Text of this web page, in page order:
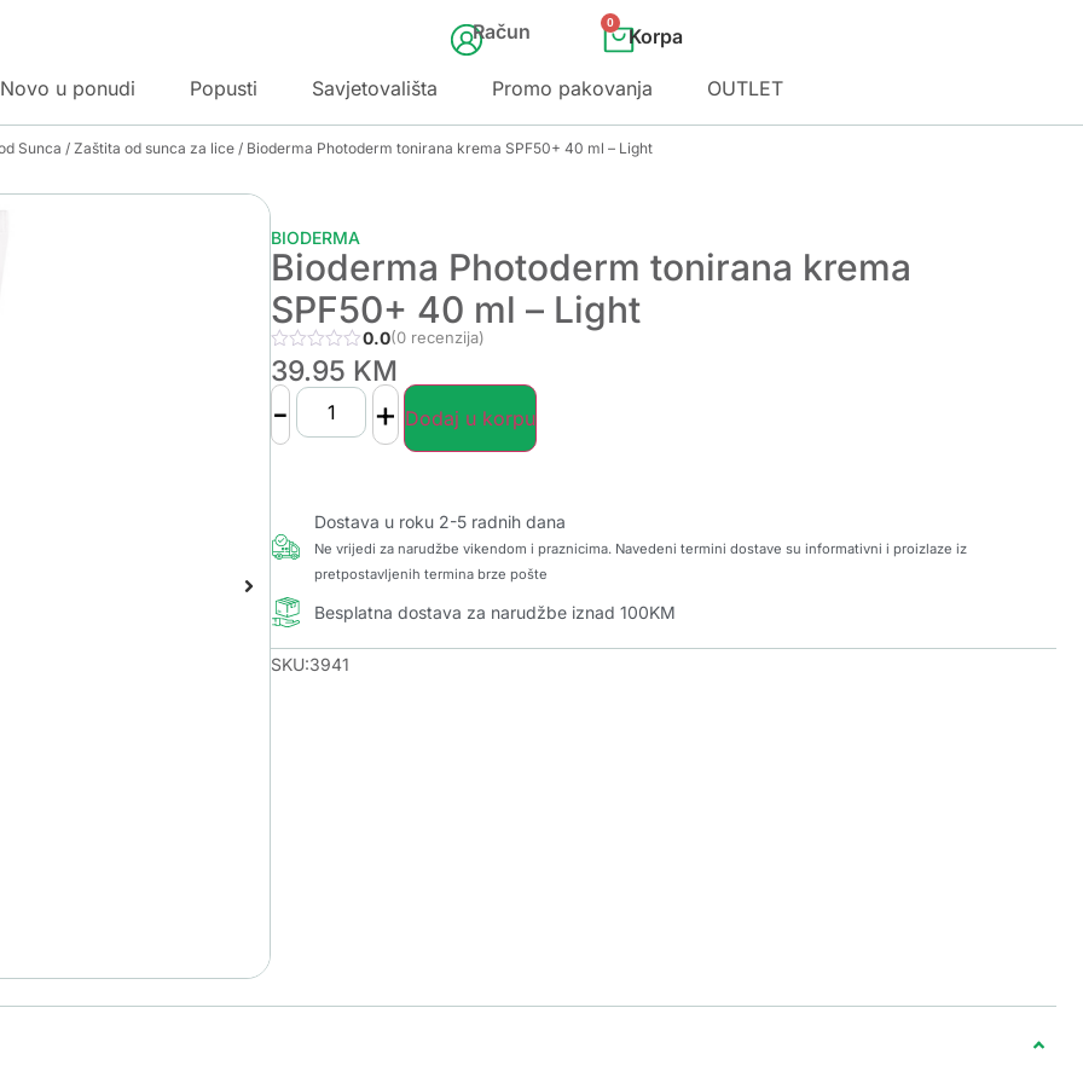
Račun 0
Novo u ponudi Popusti Savjetovališta Promo pakovanja OUTLET
Sunca / Zaštita od sunca za lice / Bioderma Photoderm tonirana krema SPF50+ 40 ml – Light
BIODERMA
Bioderma Photoderm tonirana krema
SPF50+ 40 ml – Light
0.0(0 recenzija)
39.95 KM
- + Dodaj u korpu
Dostava u roku 2-5 radnih dana
Ne vrijedi za narudžbe vikendom i praznicima. Navedeni termini dostave su informativni i proizlaze iz
pretpostavljenih termina brze pošte
Besplatna dostava za narudžbe iznad 100KM
SKU:3941